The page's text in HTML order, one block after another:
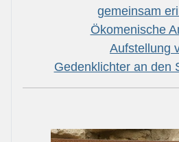
gemeinsam
Ökomenische
Aufstellung
Gedenklichter an den